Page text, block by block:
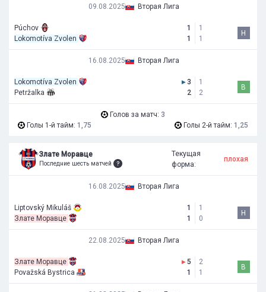
09.08.2025 Вторая Лига
Púchov
Lokomotíva Zvolen
1
1
1
1
Н
16.08.2025 Вторая Лига
Lokomotíva Zvolen
Petržalka
▸3
2
1
2
В
Голов за матч: 3
Голы 1-й тайм: 1,75 Голы 2-й тайм: 1,25
Злате Моравце
Последние шесть матчей
Текущая
форма:
плохая
16.08.2025 Вторая Лига
Liptovský Mikuláš
Злате Моравце
1
1
1
0
Н
22.08.2025 Вторая Лига
Злате Моравце
Považská Bystrica
▸5
1
2
1
В